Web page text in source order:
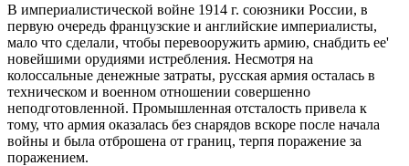
В империалистической войне 1914 г. союзники России, в
первую очередь французские и английские империалисты,
мало что сделали, чтобы перевооружить армию, снабдить ее'
новейшими орудиями истребления. Несмотря на
колоссальные денежные затраты, русская армия осталась в
техническом и военном отношении совершенно
неподготовленной. Промышленная отсталость привела к
тому, что армия оказалась без снарядов вскоре после начала
войны и была отброшена от границ, терпя поражение за
поражением.